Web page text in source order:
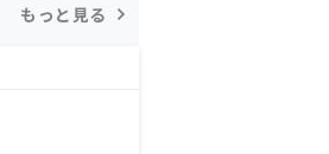
もっと見る